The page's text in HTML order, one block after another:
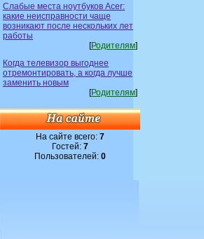
Слабые места ноутбуков Acer:
какие неисправности чаще
возникают после нескольких лет
работы
[Родителям]
Когда телевизор выгоднее
отремонтировать, а когда лучше
заменить новым
[Родителям]
На сайте всего: 7
Гостей: 7
Пользователей: 0